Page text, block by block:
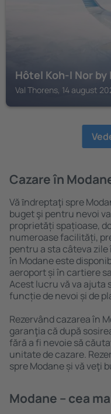
Hôtel Koh-I Nor
Val Thorens, 14 august
Cazare în
Vă ȋndreptaţi spre
buget şi pentru nevoi
proprietăți spațioase,
numeroase facilități,
pentru a sta câteva
în Modane este
aeroport și în cartiere
Acest lucru vă va ajuta
funcție de nevoi și de
Rezervând cazarea în
garanţia că după
fără a fi nevoie să
unitate de cazare.
spre Modane și vă veţi
Modane – cea